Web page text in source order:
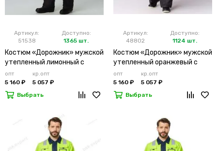
Артикул:
51538
Доступно:
1365 шт.
Костюм «Дорожник» мужской
утепленный лимонный с
брюками
опт
5 160 ₽
кр.опт
5 057 ₽
Выбрать
Артикул:
48802
Доступно:
1124 шт.
Костюм «Дорожник» мужской
утепленный оранжевый с
брюками
опт
5 160 ₽
кр.опт
5 057 ₽
Выбрать